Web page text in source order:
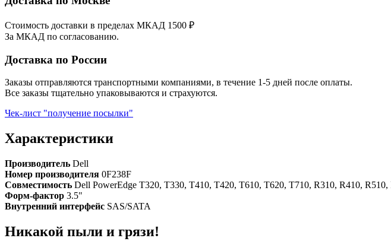
Стоимость доставки в пределах МКАД 1500 ₽
За МКАД по согласованию.
Доставка по России
Заказы отправляются транспортными компаниями, в течение 1-5 дней после оплаты.
Все заказы тщательно упаковываются и страхуются.
Чек-лист "получение посылки"
Характеристики
Производитель Dell
Номер производителя 0F238F
Совместимость Dell PowerEdge T320, T330, T410, T420, T610, T620, T710, R310, R410,
Форм-фактор 3.5"
Внутренний интерфейс SAS/SATA
Никакой пыли и грязи!